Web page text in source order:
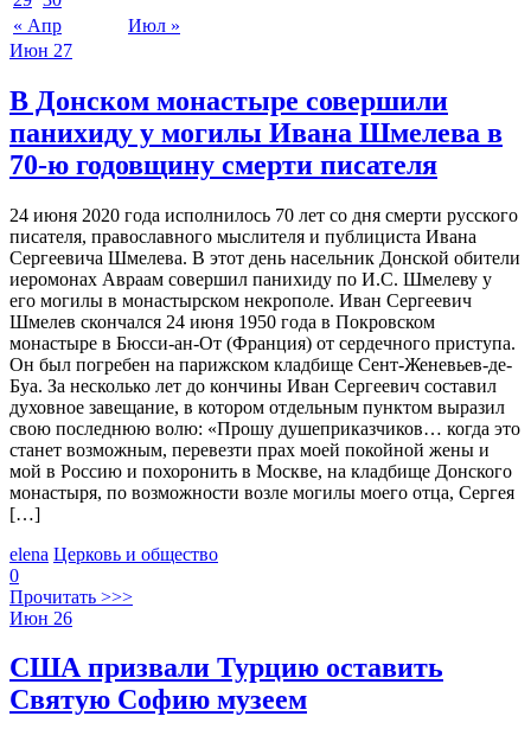
« Апр Июл »
Июн 27
В Донском монастыре совершили
панихиду у могилы Ивана Шмелева в
70-ю годовщину смерти писателя
24 июня 2020 года исполнилось 70 лет со дня смерти русского
писателя, православного мыслителя и публициста Ивана
Сергеевича Шмелева. В этот день насельник Донской обители
иеромонах Авраам совершил панихиду по И.С. Шмелеву у
его могилы в монастырском некрополе. Иван Сергеевич
Шмелев скончался 24 июня 1950 года в Покровском
монастыре в Бюсси-ан-От (Франция) от сердечного приступа.
Он был погребен на парижском кладбище Сент-Женевьев-де-
Буа. За несколько лет до кончины Иван Сергеевич составил
духовное завещание, в котором отдельным пунктом выразил
свою последнюю волю: «Прошу душеприказчиков… когда это
станет возможным, перевезти прах моей покойной жены и
мой в Россию и похоронить в Москве, на кладбище Донского
монастыря, по возможности возле могилы моего отца, Сергея
[…]
elena Церковь и общество
0
Прочитать >>>
Июн 26
США призвали Турцию оставить
Святую Софию музеем